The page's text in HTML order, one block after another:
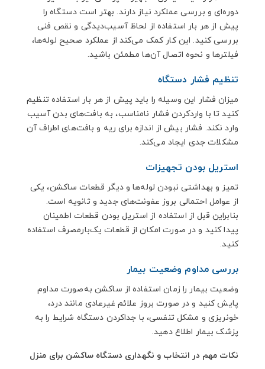
دوره‌ای و بررسی عملکرد نیاز دارند. بهتر است دستگاه را
پیش از هر بار استفاده از لحاظ آسیب‌دیدگی و نقص فنی
بررسی کنید. این کار کمک می‌کند از عملکرد صحیح لوله‌ها،
فیلترها و نحوه اتصال آن‌ها مطمئن باشید.
تنظیم فشار دستگاه
میزان فشار این وسیله را باید پیش از هر بار استفاده تنظیم
کنید تا با واردکردن فشار نامناسب، به بافت‌های بدن آسیب
وارد نکند. فشار بیش از اندازه برای ریه و بافت‌های اطراف آن
مشکلات جدی ایجاد می‌کند.
استریل بودن تجهیزات
تمیز و بهداشتی نبودن لوله‌ها و دیگر قطعات ساکشن، یکی
از عوامل احتمالی بروز عفونت‌های جدید و ثانویه است.
بنابراین قبل از استفاده از استریل بودن قطعات اطمینان
پیدا کنید و در صورت امکان از قطعات یک‌بارمصرف استفاده
کنید.
بررسی مداوم وضعیت بیمار
وضعیت بیمار را زمان استفاده از ساکشن به‌صورت مداوم
پایش کنید و در صورت بروز علائم غیرعادی مانند درد،
خونریزی و مشکل تنفسی، با جداکردن دستگاه شرایط را به
پزشک بیمار اطلاع دهید.
نکات مهم در انتخاب و نگهداری دستگاه ساکشن برای منزل